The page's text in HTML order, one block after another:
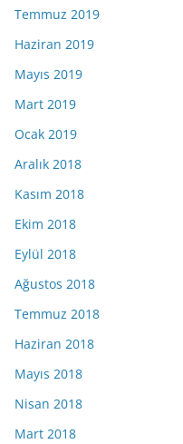
Temmuz 2019
Haziran 2019
Mayıs 2019
Mart 2019
Ocak 2019
Aralık 2018
Kasım 2018
Ekim 2018
Eylül 2018
Ağustos 2018
Temmuz 2018
Haziran 2018
Mayıs 2018
Nisan 2018
Mart 2018